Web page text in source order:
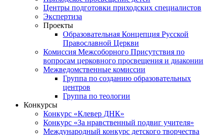
Центры подготовки приходских специалистов
Экспертиза
Проекты
Образовательная Концепция Русской
Православной Церкви
Комиссия Межсоборного Присутствия по
вопросам церковного просвещения и диаконии
Межведомственные комиссии
Группа по созданию образовательных
центров
Группа по теологии
Конкурсы
Конкурс «Клевер ДНК»
Конкурс «За нравственный подвиг учителя»
Международный конкурс детского творчества